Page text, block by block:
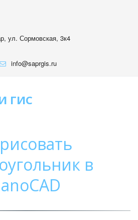
, ул. Сормовская, 3к4
info@saprgis.ru
ГИС
в